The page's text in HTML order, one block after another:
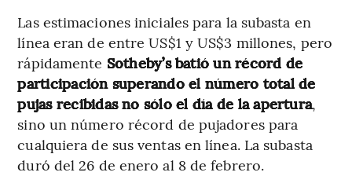
Las estimaciones iniciales para la subasta en
línea eran de entre US$1 y US$3 millones, pero
rápidamente Sotheby’s batió un récord de
participación superando el número total de
pujas recibidas no sólo el día de la apertura,
sino un número récord de pujadores para
cualquiera de sus ventas en línea. La subasta
duró del 26 de enero al 8 de febrero.